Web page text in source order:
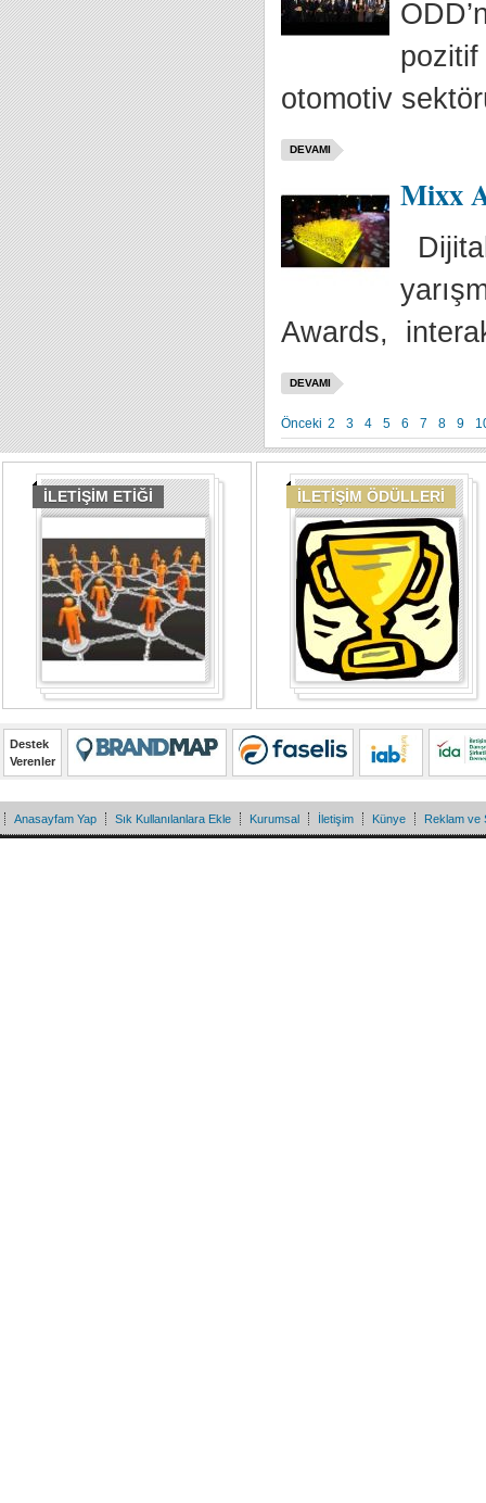
pozitif
otomotiv
DEVAMI
Mixx
Awards,
DEVAMI
Önceki 2 3 4 5 6 7 8 9
İLETİŞİM ETİĞİ İLETİŞİM ÖDÜLLERİ
Destek
Verenler
Anasayfam Yap Sık Kullanılanlara Ekle Kurumsal İletişim Künye Reklam ve